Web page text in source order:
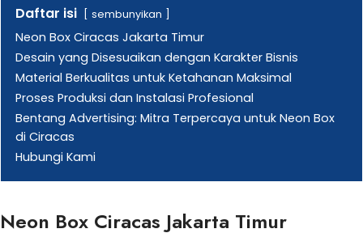
Daftar isi sembunyikan
Neon Box Ciracas Jakarta Timur
Desain yang Disesuaikan dengan Karakter Bisnis
Material Berkualitas untuk Ketahanan Maksimal
Proses Produksi dan Instalasi Profesional
Bentang Advertising: Mitra Terpercaya untuk Neon Box
di Ciracas
Hubungi Kami
Neon Box Ciracas Jakarta Timur